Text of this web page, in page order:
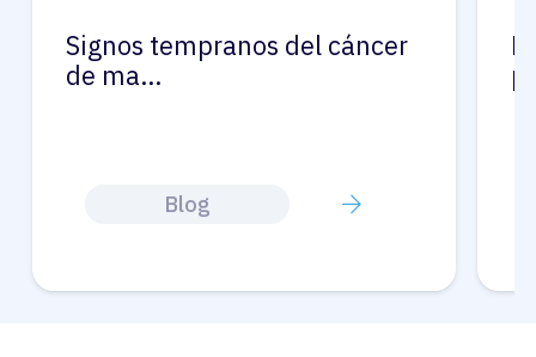
Signos tempranos del cáncer
de ma…
Blog